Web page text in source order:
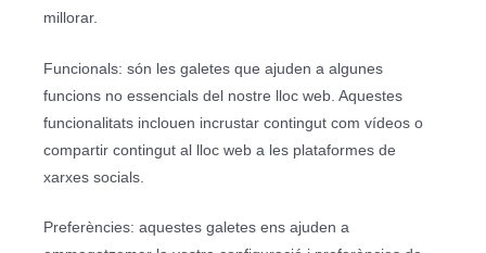
millorar.
Funcionals: són les galetes que ajuden a algunes
funcions no essencials del nostre lloc web. Aquestes
funcionalitats inclouen incrustar contingut com vídeos o
compartir contingut al lloc web a les plataformes de
xarxes socials.
Preferències: aquestes galetes ens ajuden a